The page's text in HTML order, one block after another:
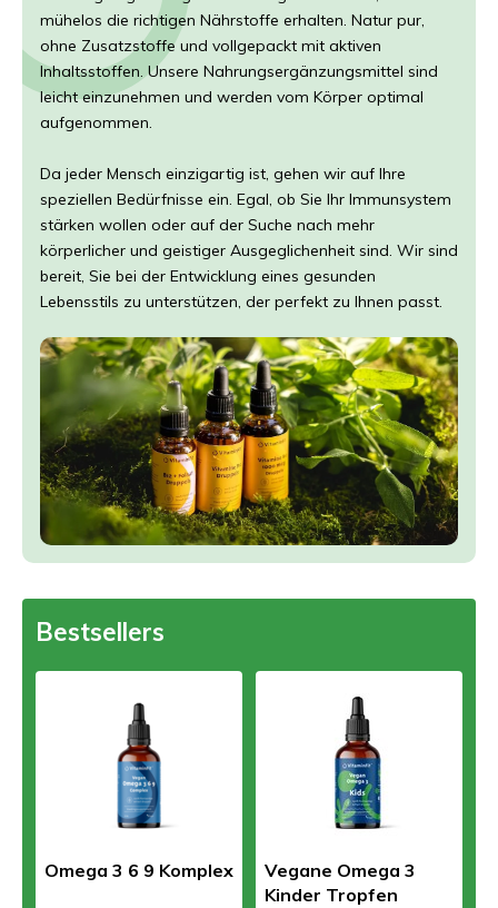
mühelos die richtigen Nährstoffe erhalten. Natur pur,
ohne Zusatzstoffe und vollgepackt mit aktiven
Inhaltsstoffen. Unsere Nahrungsergänzungsmittel sind
leicht einzunehmen und werden vom Körper optimal
aufgenommen.
Da jeder Mensch einzigartig ist, gehen wir auf Ihre
speziellen Bedürfnisse ein. Egal, ob Sie Ihr Immunsystem
stärken wollen oder auf der Suche nach mehr
körperlicher und geistiger Ausgeglichenheit sind. Wir sind
bereit, Sie bei der Entwicklung eines gesunden
Lebensstils zu unterstützen, der perfekt zu Ihnen passt.
Bestsellers
Omega 3 6 9 Komplex
Vegane Omega 3
Kinder Tropfen